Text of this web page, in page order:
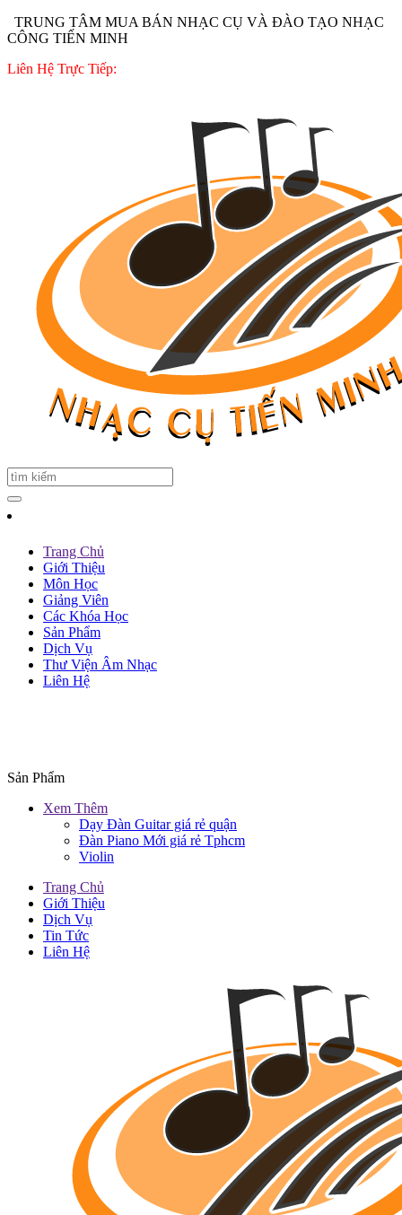
TRUNG TÂM MUA BÁN NHẠC CỤ VÀ ĐÀO TẠO NHẠC
CÔNG TIẾN MINH
Liên Hệ Trực Tiếp:
Trang Chủ
Giới Thiệu
Môn Học
Giảng Viên
Các Khóa Học
Sản Phẩm
Dịch Vụ
Thư Viện Âm Nhạc
Liên Hệ
Sản Phẩm
Xem Thêm
Dạy Đàn Guitar giá rẻ quận
Đàn Piano Mới giá rẻ Tphcm
Violin
Trang Chủ
Giới Thiệu
Dịch Vụ
Tin Tức
Liên Hệ